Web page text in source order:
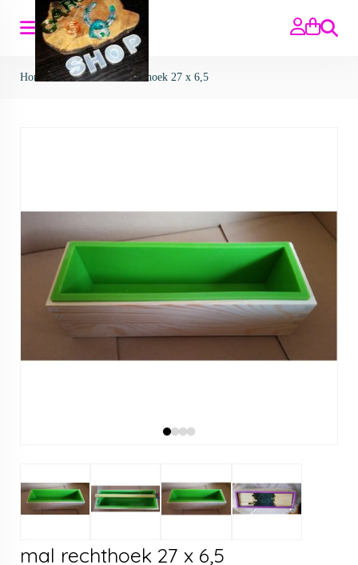
Zoeken
Home>Mallen>mal rechthoek 27 x 6,5
mal rechthoek 27 x 6,5